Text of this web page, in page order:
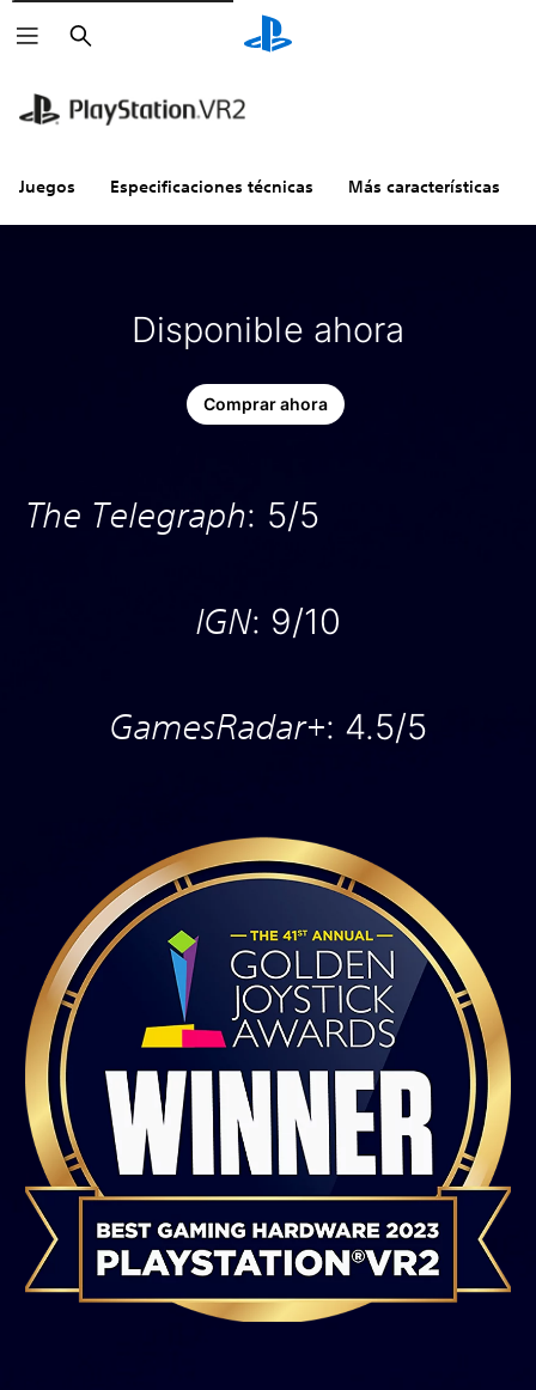
Buscar
Juegos Especificaciones técnicas Más características
Disponible ahora
Comprar ahora
The Telegraph: 5/5
IGN: 9/10
GamesRadar+: 4.5/5